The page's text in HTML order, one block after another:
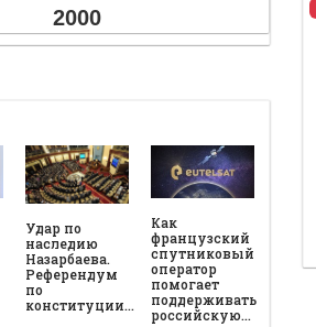
2000
Удар по
наследию
Назарбаева.
Референдум
по
конституции…
Как
французский
спутниковый
оператор
помогает
поддерживать
российскую…